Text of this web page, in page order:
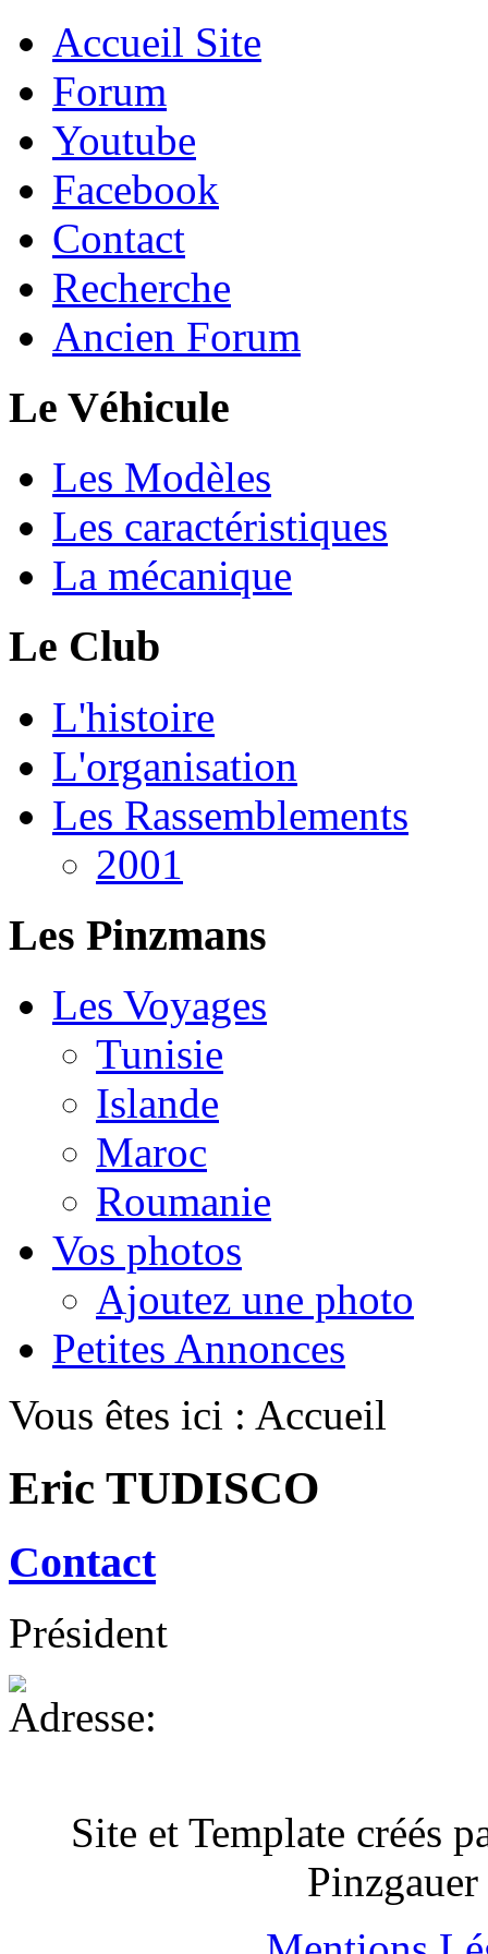
Accueil Site
Forum
Youtube
Facebook
Contact
Recherche
Ancien Forum
Le Véhicule
Les Modèles
Les caractéristiques
La mécanique
Le Club
L'histoire
L'organisation
Les Rassemblements
2001
Les Pinzmans
Les Voyages
Tunisie
Islande
Maroc
Roumanie
Vos photos
Ajoutez une photo
Petites Annonces
Vous êtes ici : Accueil
Eric TUDISCO
Contact
Président
Site et Template créés